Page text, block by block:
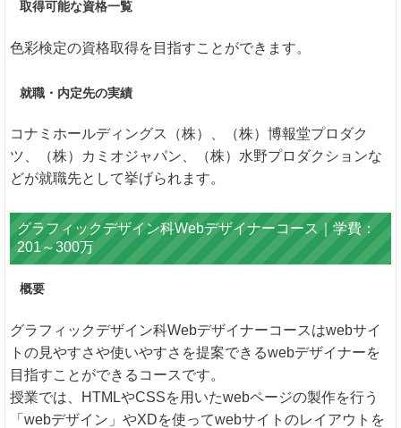
取得可能な資格一覧
色彩検定の資格取得を目指すことができます。
就職・内定先の実績
コナミホールディングス（株）、（株）博報堂プロダク
ツ、（株）カミオジャパン、（株）水野プロダクションな
どが就職先として挙げられます。
グラフィックデザイン科Webデザイナーコース｜学費：
201～300万
概要
グラフィックデザイン科Webデザイナーコースはwebサイ
トの見やすさや使いやすさを提案できるwebデザイナーを
目指すことができるコースです。
授業では、HTMLやCSSを用いたwebページの製作を行う
「webデザイン」やXDを使ってwebサイトのレイアウトを